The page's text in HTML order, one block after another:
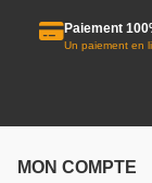
Paiement
Un paiement en
MON COMPTE